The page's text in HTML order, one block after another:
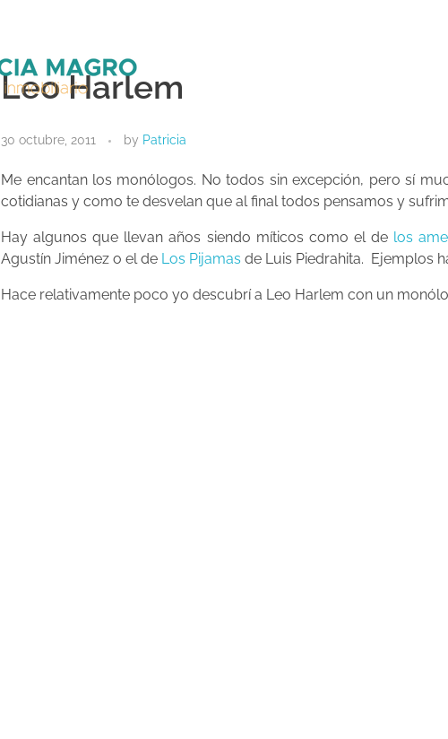
Leo Harlem
30 octubre, 2011 by Patricia
Me encantan los monólogos. No todos sin excepción, pero sí
cotidianas y como te desvelan que al final todos pensamos y
Hay algunos que llevan años siendo míticos como el de los
Agustín Jiménez o el de Los Pijamas de Luis Piedrahita. Ejemplos
Hace relativamente poco yo descubrí a Leo Harlem con un